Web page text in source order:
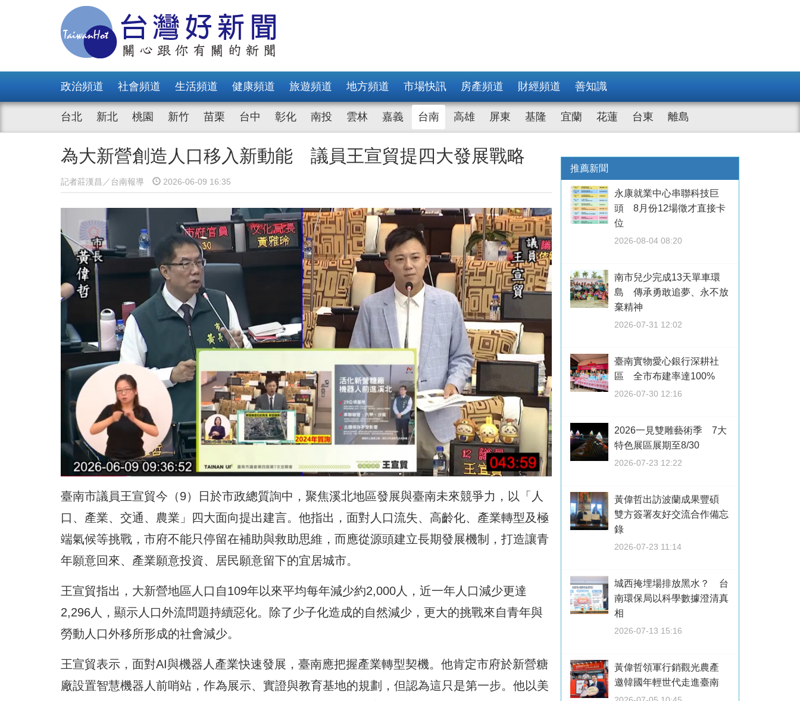
政治頻道 社會頻道 生活頻道 健康頻道 旅遊頻道 地方頻道 市場快訊 房產頻道 財經頻道 善知識
台北 新北 桃園 新竹 苗栗 台中 彰化 南投 雲林 嘉義 台南 高雄 屏東 基隆 宜蘭 花蓮 台東 離島
為大新營創造人口移入新動能 議員王宣貿提四大發展戰略
記者莊漢昌／台南報導 2026-06-09 16:35
臺南市議員王宣貿今（9）日於市政總質詢中，聚焦溪北地區發展與臺南未來競爭力，以「人
口、產業、交通、農業」四大面向提出建言。他指出，面對人口流失、高齡化、產業轉型及極
端氣候等挑戰，市府不能只停留在補助與救助思維，而應從源頭建立長期發展機制，打造讓青
年願意回來、產業願意投資、居民願意留下的宜居城市。
王宣貿指出，大新營地區人口自109年以來平均每年減少約2,000人，近一年人口減少更達
2,296人，顯示人口外流問題持續惡化。除了少子化造成的自然減少，更大的挑戰來自青年與
勞動人口外移所形成的社會減少。
王宣貿表示，面對AI與機器人產業快速發展，臺南應把握產業轉型契機。他肯定市府於新營糖
廠設置智慧機器人前哨站，作為展示、實證與教育基地的規劃，但認為這只是第一步。他以美
推薦新聞
永康就業中心串聯科技巨
頭 8月份12場徵才直接卡
位
2026-08-04 08:20
南市兒少完成13天單車環
島 傳承勇敢追夢、永不放
棄精神
2026-07-31 12:02
臺南實物愛心銀行深耕社
區 全市布建率達100%
2026-07-30 12:16
2026一見雙雕藝術季 7大
特色展區展期至8/30
2026-07-23 12:22
黃偉哲出訪波蘭成果豐碩
雙方簽署友好交流合作備忘
錄
2026-07-23 11:14
城西掩埋場排放黑水？ 台
南環保局以科學數據澄清真
相
2026-07-13 15:16
黃偉哲領軍行銷觀光農產
邀韓國年輕世代走進臺南